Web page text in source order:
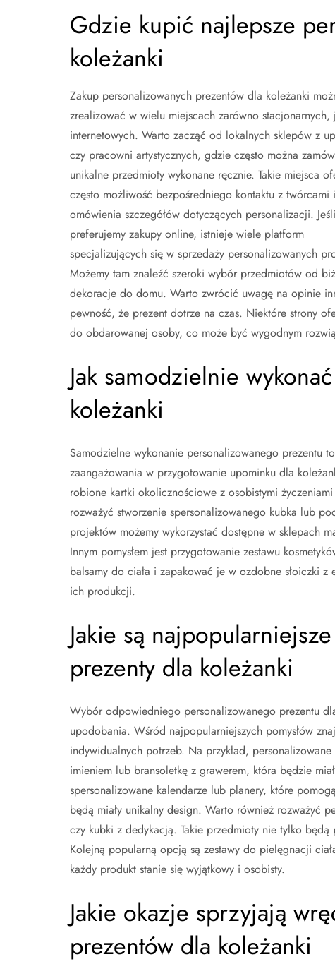
Gdzie kupić najlepsze
koleżanki
Zakup personalizowanych prezentów dla koleżanki
zrealizować w wielu miejscach zarówno stacjonarnych,
internetowych. Warto zacząć od lokalnych sklepów z
czy pracowni artystycznych, gdzie często można
unikalne przedmioty wykonane ręcznie. Takie miejsca
często możliwość bezpośredniego kontaktu z twórcami i
omówienia szczegółów dotyczących personalizacji.
preferujemy zakupy online, istnieje wiele platform
specjalizujących się w sprzedaży personalizowanych
Możemy tam znaleźć szeroki wybór przedmiotów od
dekoracje do domu. Warto zwrócić uwagę na opinie
pewność, że prezent dotrze na czas. Niektóre strony
do obdarowanej osoby, co może być wygodnym
Jak samodzielnie
koleżanki
Samodzielne wykonanie personalizowanego prezentu
zaangażowania w przygotowanie upominku dla
robione kartki okolicznościowe z osobistymi
rozważyć stworzenie spersonalizowanego kubka lub
projektów możemy wykorzystać dostępne w sklepach
Innym pomysłem jest przygotowanie zestawu
balsamy do ciała i zapakować je w ozdobne słoiczki
ich produkcji.
Jakie są
prezenty dla koleżanki
Wybór odpowiedniego personalizowanego prezentu
upodobania. Wśród najpopularniejszych pomysłów
indywidualnych potrzeb. Na przykład,
imieniem lub bransoletkę z grawerem, która będzie
spersonalizowane kalendarze lub planery, które
będą miały unikalny design. Warto również rozważyć
czy kubki z dedykacją. Takie przedmioty nie tylko
Kolejną popularną opcją są zestawy do pielęgnacji
każdy produkt stanie się wyjątkowy i osobisty.
Jakie okazje sprzyjają
prezentów dla koleżanki